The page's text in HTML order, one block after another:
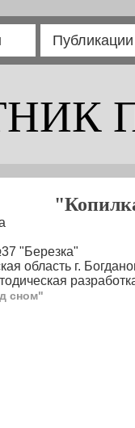
Публикации
"Березка"
область г.
сном"